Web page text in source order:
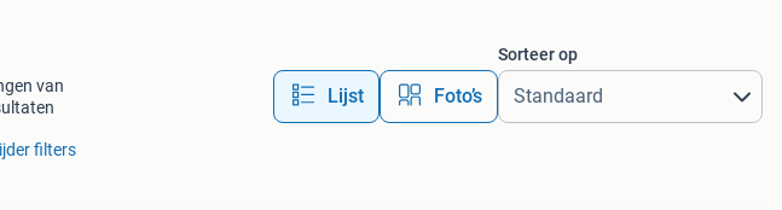
van
Lijst Foto’s
Sorteer op
filters